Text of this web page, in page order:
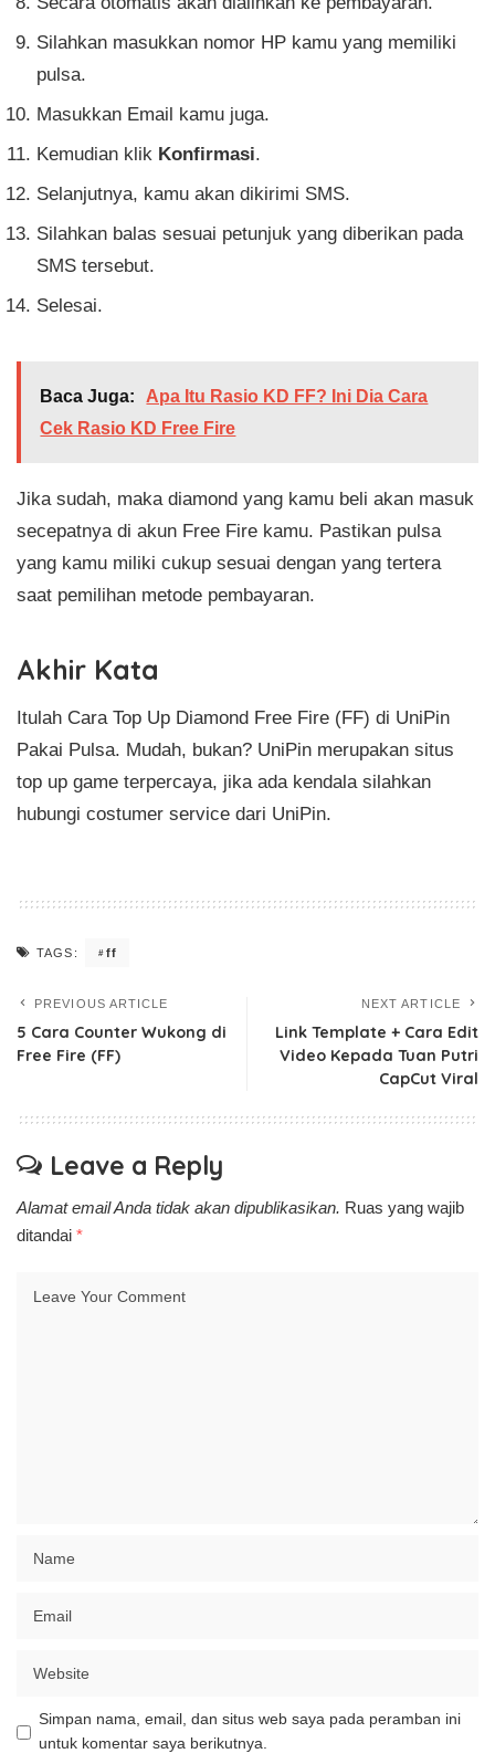
Silahkan masukkan nomor HP kamu yang memiliki
pulsa.
Masukkan Email kamu juga.
Kemudian klik Konfirmasi.
Selanjutnya, kamu akan dikirimi SMS.
Silahkan balas sesuai petunjuk yang diberikan pada
SMS tersebut.
Selesai.
Baca Juga:
Apa Itu Rasio KD FF? Ini Dia Cara
Cek Rasio KD Free Fire
Jika sudah, maka diamond yang kamu beli akan masuk
secepatnya di akun Free Fire kamu. Pastikan pulsa
yang kamu miliki cukup sesuai dengan yang tertera
saat pemilihan metode pembayaran.
Akhir Kata
Itulah Cara Top Up Diamond Free Fire (FF) di UniPin
Pakai Pulsa. Mudah, bukan? UniPin merupakan situs
top up game terpercaya, jika ada kendala silahkan
hubungi costumer service dari UniPin.
TAGS: ff
PREVIOUS ARTICLE
5 Cara Counter Wukong di
Free Fire (FF)
NEXT ARTICLE
Link Template + Cara Edit
Video Kepada Tuan Putri
CapCut Viral
Leave a Reply
Alamat email Anda tidak akan dipublikasikan. Ruas yang wajib
ditandai *
Simpan nama, email, dan situs web saya pada peramban ini
untuk komentar saya berikutnya.